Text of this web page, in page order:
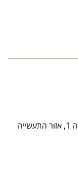
סניף מרכז והסביבה - אליהו איתן 24, קומה 1, אזור התעשייה